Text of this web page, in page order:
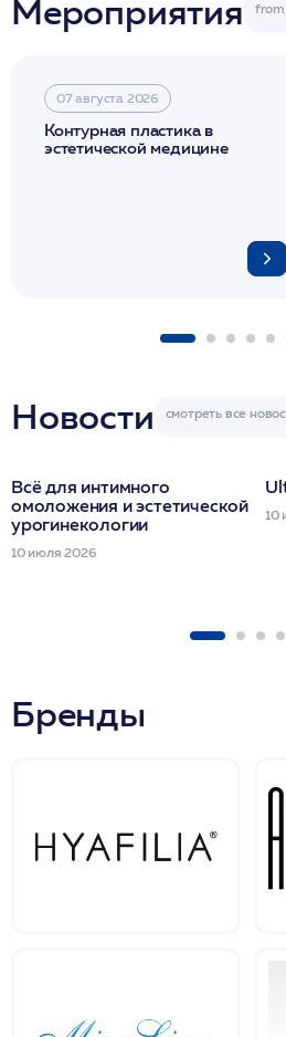
Мероприятия
07 августа 2026
Контурная пластика в
эстетической медицине
Новости
Всё для интимного
омоложения и эстетической
урогинекологии
10 июля 2026
10
Бренды